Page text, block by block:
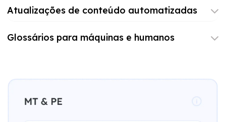
Atualizações de conteúdo automatizadas
Glossários para máquinas e humanos